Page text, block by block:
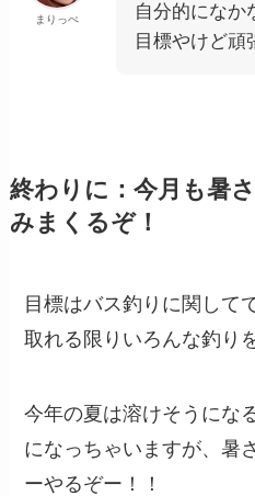
まりっぺ
自分的になか
目標やけど頑
終わりに：今月も暑
みまくるぞ！
目標はバス釣りに関して
取れる限りいろんな釣り
今年の夏は溶けそうにな
になっちゃいますが、暑
ーやるぞー！！